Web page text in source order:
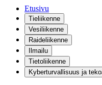
Etusivu
Tieliikenne
Vesiliikenne
Raideliikenne
Ilmailu
Tietoliikenne
Kyberturvallisuus ja